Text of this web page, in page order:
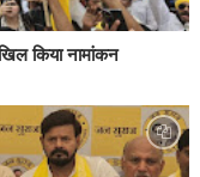
किया नामांकन